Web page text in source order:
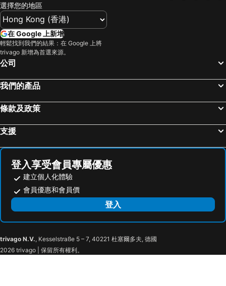
選擇您的地區
在 Google 上新增
輕鬆找到我們的結果：在 Google 上將
trivago 新增為首選來源。
公司
我們的產品
條款及政策
支援
登入享受會員專屬優惠
建立個人化體驗
會員優惠和會員價
登入
trivago N.V., Kesselstraße 5 – 7, 40221 杜塞爾多夫, 德國
2026 trivago | 保留所有權利。